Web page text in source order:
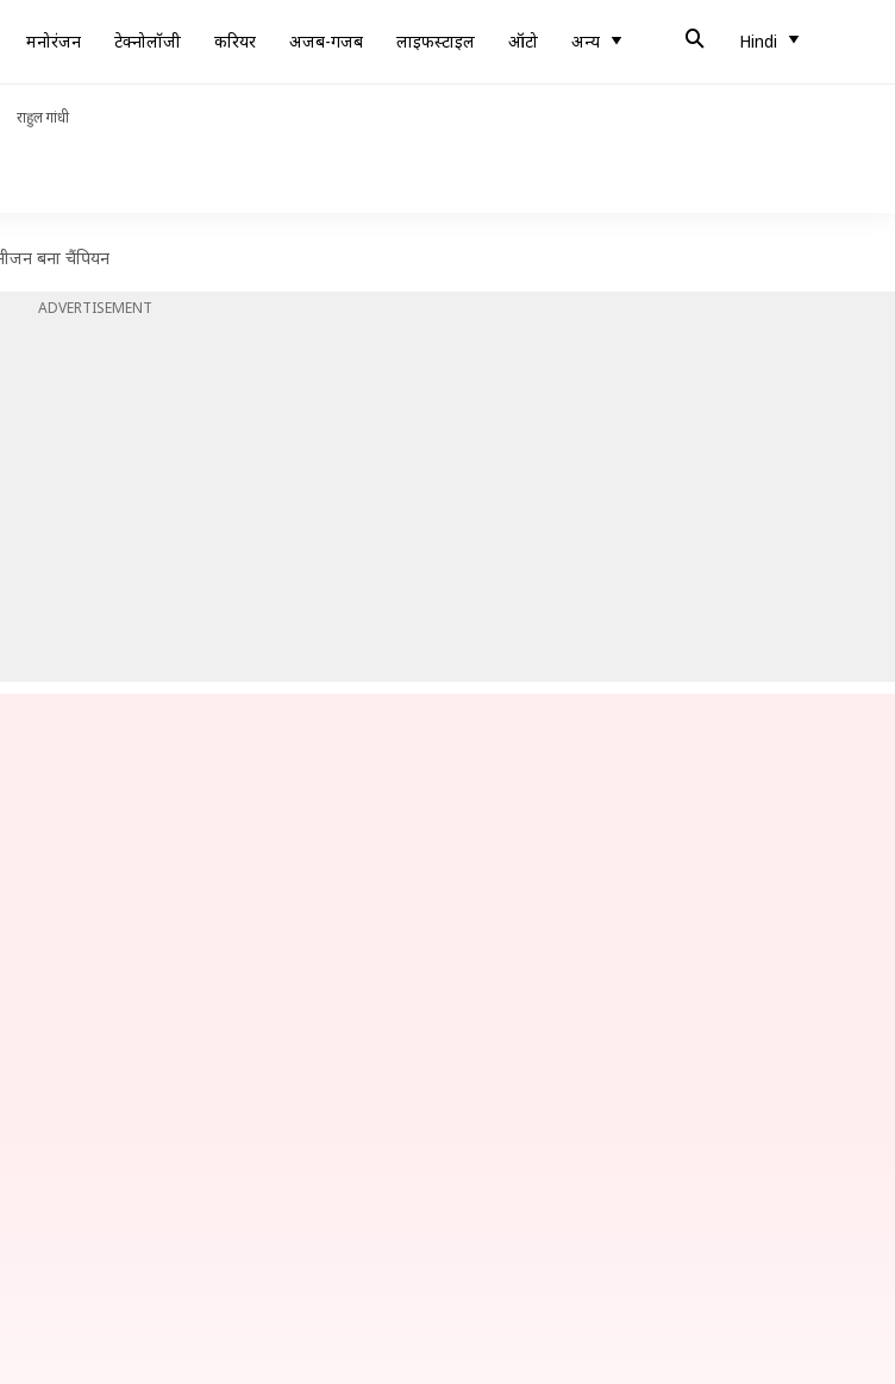
मनोरंजन टेक्नोलॉजी करियर अजब-गजब लाइफस्टाइल ऑटो अन्य Hindi
राहुल गांधी
बना चैंपियन
ADVERTISEMENT